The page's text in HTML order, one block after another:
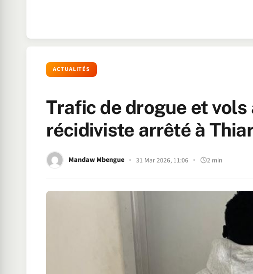
ACTUALITÉS
Trafic de drogue et vols
récidiviste arrêté à
Mandaw Mbengue 31 Mar 2026, 11:06 2 min